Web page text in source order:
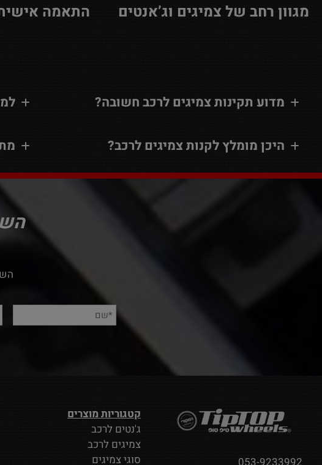
מגוון רחב של צמיגים וג’אנטים התאמה
מדוע תקינות צמיגים לרכב חשובה?
היכן מומלץ לקנות צמיגים לרכב?
קטגוריות מוצרים
ג'נטים לרכב
צמיגים לרכב
סוגי צמיגים